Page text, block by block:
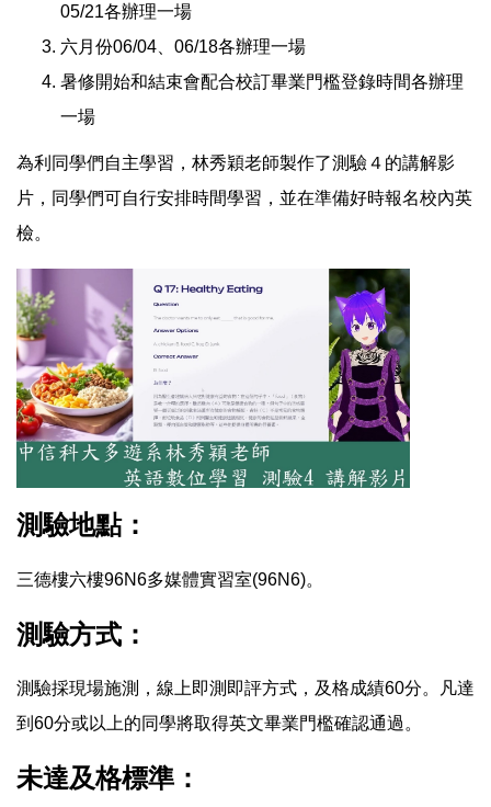
05/21各辦理一場
六月份06/04、06/18各辦理一場
暑修開始和結束會配合校訂畢業門檻登錄時間各辦理
一場
為利同學們自主學習，林秀穎老師製作了測驗４的講解影
片，同學們可自行安排時間學習，並在準備好時報名校內英
檢。
測驗地點：
三德樓六樓96N6多媒體實習室(96N6)。
測驗方式：
測驗採現場施測，線上即測即評方式，及格成績60分。凡達
到60分或以上的同學將取得英文畢業門檻確認通過。
未達及格標準：